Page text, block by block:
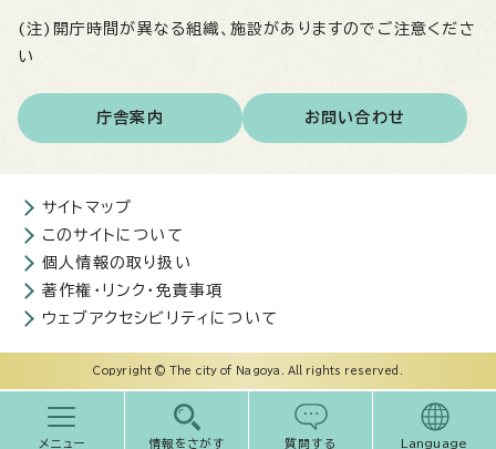
メニュー 情報をさがす 質問する Language
(注)開庁時間が異なる組織、施設がありますのでご注意くださ
い
庁舎案内 お問い合わせ
サイトマップ
このサイトについて
個人情報の取り扱い
著作権・リンク・免責事項
ウェブアクセシビリティについて
Copyright © The city of Nagoya. All rights reserved.